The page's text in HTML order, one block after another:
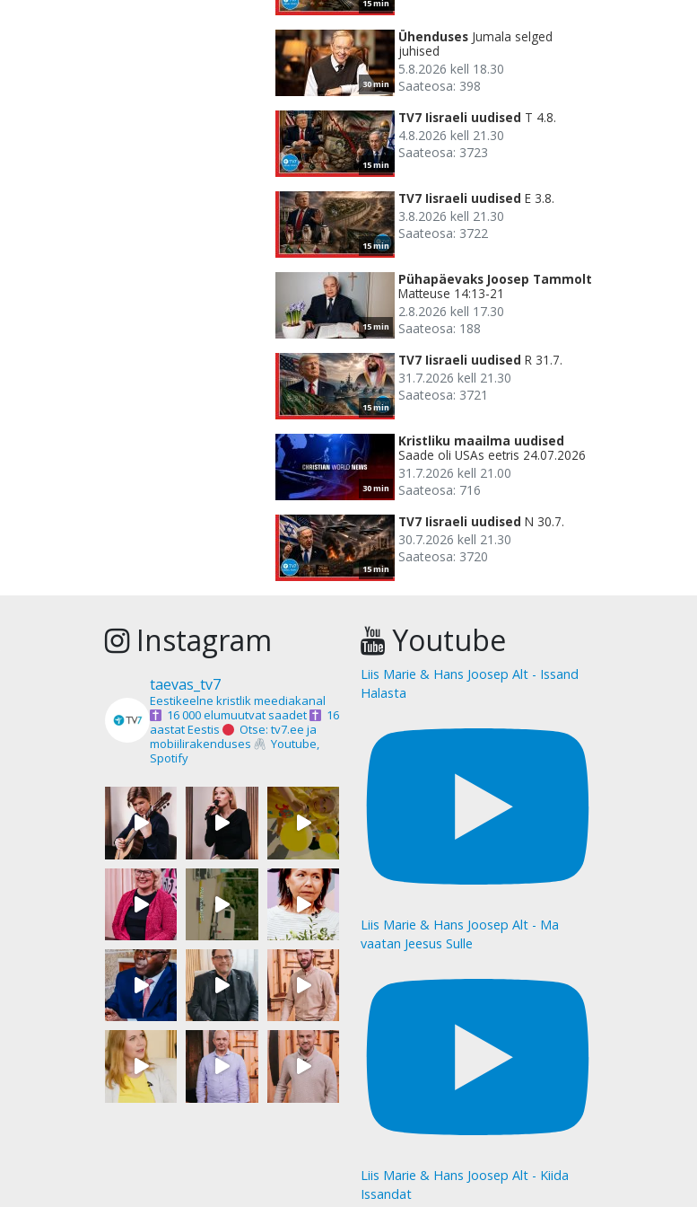
15 min
30 min
Ühenduses Jumala selged
juhised
5.8.2026 kell 18.30
Saateosa: 398
15 min
TV7 Iisraeli uudised T 4.8.
4.8.2026 kell 21.30
Saateosa: 3723
15 min
TV7 Iisraeli uudised E 3.8.
3.8.2026 kell 21.30
Saateosa: 3722
15 min
Pühapäevaks Joosep Tammolt
Matteuse 14:13-21
2.8.2026 kell 17.30
Saateosa: 188
15 min
TV7 Iisraeli uudised R 31.7.
31.7.2026 kell 21.30
Saateosa: 3721
30 min
Kristliku maailma uudised
Saade oli USAs eetris 24.07.2026
31.7.2026 kell 21.00
Saateosa: 716
15 min
TV7 Iisraeli uudised N 30.7.
30.7.2026 kell 21.30
Saateosa: 3720
Instagram
taevas_tv7
Eestikeelne kristlik meediakanal
16 000 elumuutvat saadet
16
aastat Eestis
Otse: tv7.ee ja
mobiilirakenduses
Youtube,
Spotify
Youtube
Liis Marie & Hans Joosep Alt - Issand
Halasta
Liis Marie & Hans Joosep Alt - Ma
vaatan Jeesus Sulle
Liis Marie & Hans Joosep Alt - Kiida
Issandat